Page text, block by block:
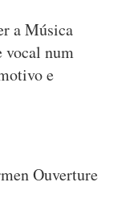
a Música
vocal num
e
Ouverture